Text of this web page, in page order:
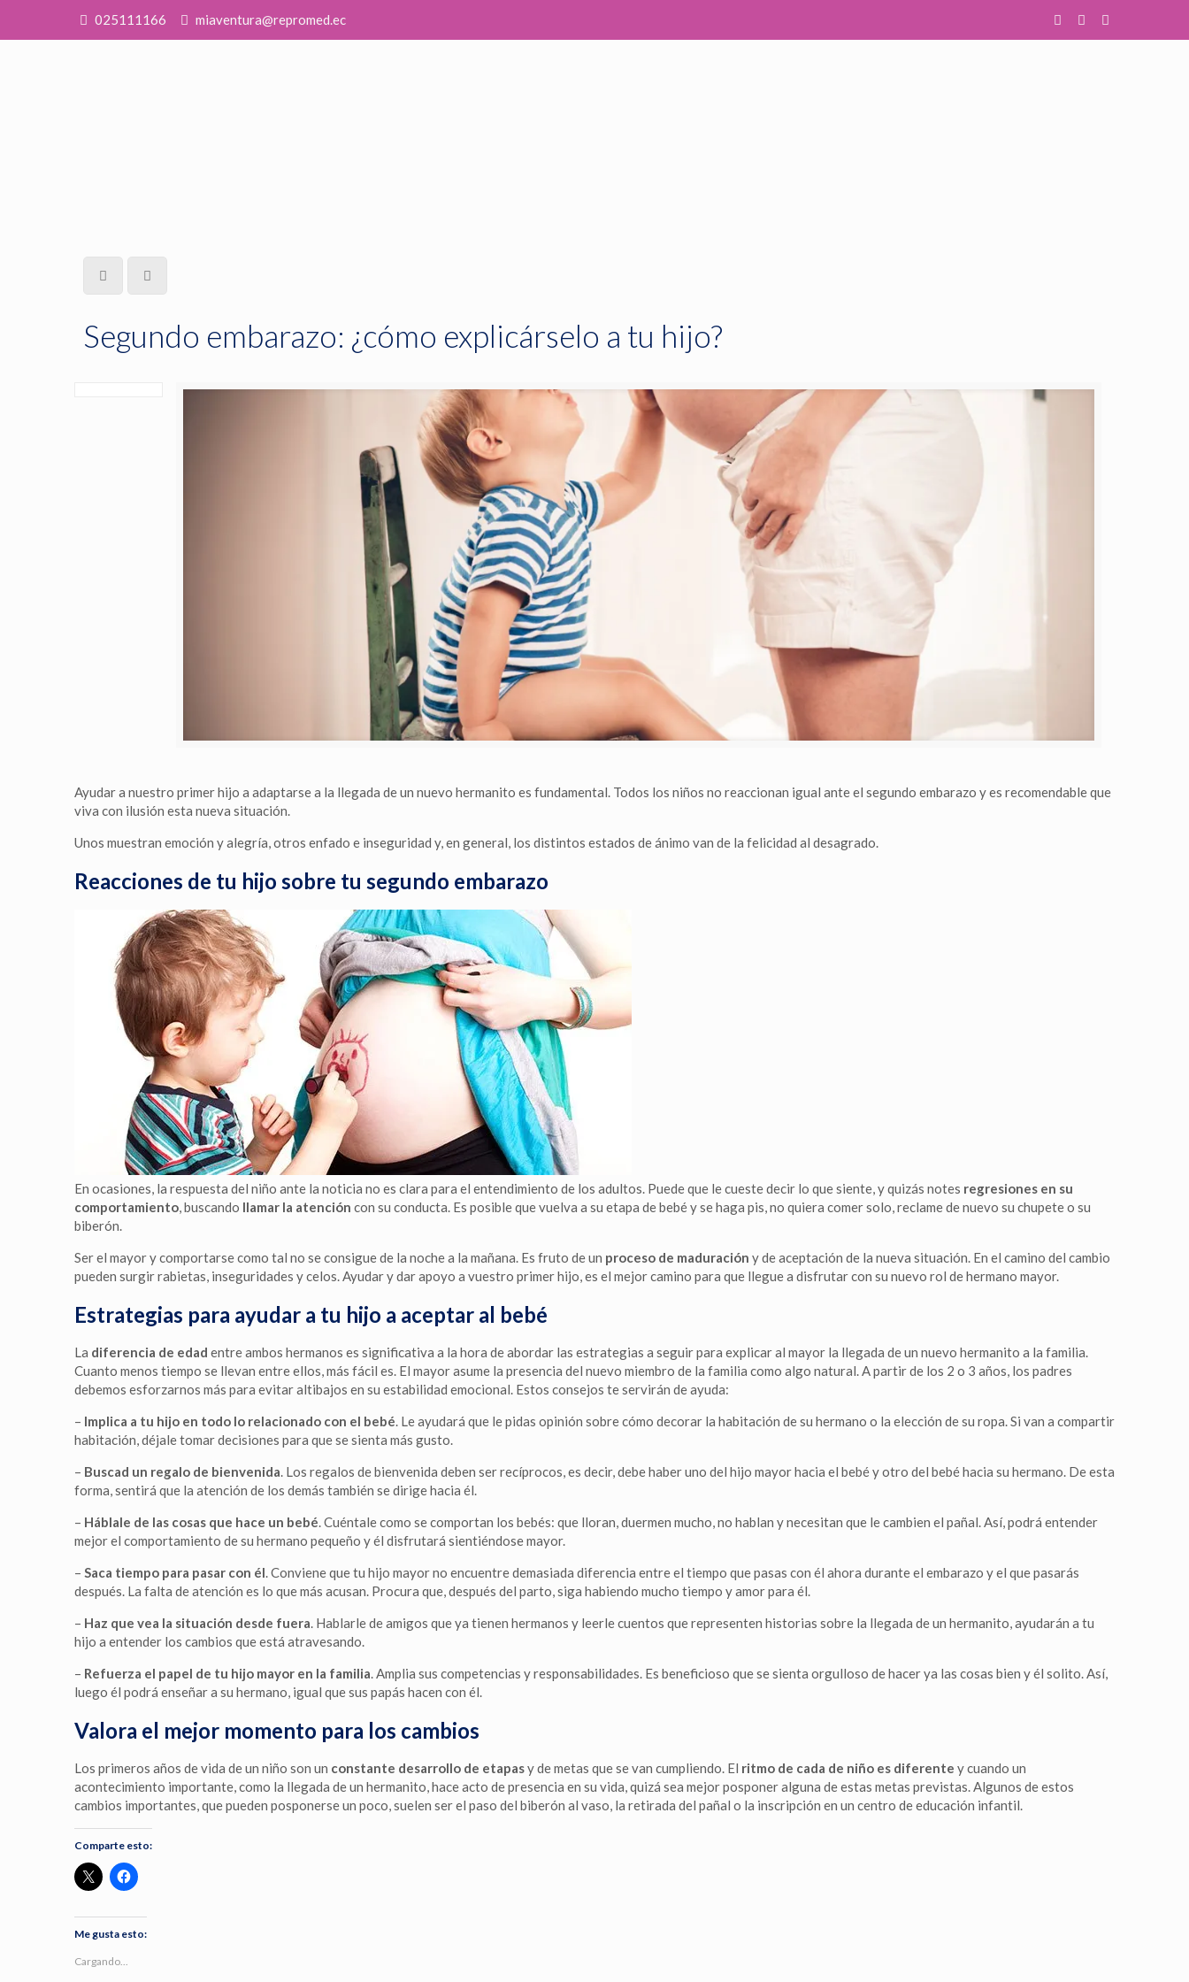
025111166 miaventura@repromed.ec
Segundo embarazo: ¿cómo explicárselo a tu hijo?
Ayudar a nuestro primer hijo a adaptarse a la llegada de un nuevo hermanito es fundamental. Todos los niños no reaccionan igual ante el segundo embarazo y es recomendable que
viva con ilusión esta nueva situación.
Unos muestran emoción y alegría, otros enfado e inseguridad y, en general, los distintos estados de ánimo van de la felicidad al desagrado.
Reacciones de tu hijo sobre tu segundo embarazo
En ocasiones, la respuesta del niño ante la noticia no es clara para el entendimiento de los adultos. Puede que le cueste decir lo que siente, y quizás notes regresiones en su
comportamiento, buscando llamar la atención con su conducta. Es posible que vuelva a su etapa de bebé y se haga pis, no quiera comer solo, reclame de nuevo su chupete o su
biberón.
Ser el mayor y comportarse como tal no se consigue de la noche a la mañana. Es fruto de un proceso de maduración y de aceptación de la nueva situación. En el camino del cambio
pueden surgir rabietas, inseguridades y celos. Ayudar y dar apoyo a vuestro primer hijo, es el mejor camino para que llegue a disfrutar con su nuevo rol de hermano mayor.
Estrategias para ayudar a tu hijo a aceptar al bebé
La diferencia de edad entre ambos hermanos es significativa a la hora de abordar las estrategias a seguir para explicar al mayor la llegada de un nuevo hermanito a la familia.
Cuanto menos tiempo se llevan entre ellos, más fácil es. El mayor asume la presencia del nuevo miembro de la familia como algo natural. A partir de los 2 o 3 años, los padres
debemos esforzarnos más para evitar altibajos en su estabilidad emocional. Estos consejos te servirán de ayuda:
– Implica a tu hijo en todo lo relacionado con el bebé. Le ayudará que le pidas opinión sobre cómo decorar la habitación de su hermano o la elección de su ropa. Si van a compartir
habitación, déjale tomar decisiones para que se sienta más gusto.
– Buscad un regalo de bienvenida. Los regalos de bienvenida deben ser recíprocos, es decir, debe haber uno del hijo mayor hacia el bebé y otro del bebé hacia su hermano. De esta
forma, sentirá que la atención de los demás también se dirige hacia él.
– Háblale de las cosas que hace un bebé. Cuéntale como se comportan los bebés: que lloran, duermen mucho, no hablan y necesitan que le cambien el pañal. Así, podrá entender
mejor el comportamiento de su hermano pequeño y él disfrutará sientiéndose mayor.
– Saca tiempo para pasar con él. Conviene que tu hijo mayor no encuentre demasiada diferencia entre el tiempo que pasas con él ahora durante el embarazo y el que pasarás
después. La falta de atención es lo que más acusan. Procura que, después del parto, siga habiendo mucho tiempo y amor para él.
– Haz que vea la situación desde fuera. Hablarle de amigos que ya tienen hermanos y leerle cuentos que representen historias sobre la llegada de un hermanito, ayudarán a tu
hijo a entender los cambios que está atravesando.
– Refuerza el papel de tu hijo mayor en la familia. Amplia sus competencias y responsabilidades. Es beneficioso que se sienta orgulloso de hacer ya las cosas bien y él solito. Así,
luego él podrá enseñar a su hermano, igual que sus papás hacen con él.
Valora el mejor momento para los cambios
Los primeros años de vida de un niño son un constante desarrollo de etapasy de metas que se van cumpliendo. El ritmo de cada de niño es diferente y cuando un
acontecimiento importante, como la llegada de un hermanito, hace acto de presencia en su vida, quizá sea mejor posponer alguna de estas metas previstas. Algunos de estos
cambios importantes, que pueden posponerse un poco, suelen ser el paso del biberón al vaso, la retirada del pañal o la inscripción en un centro de educación infantil.
Comparte esto:
Me gusta esto:
Cargando...